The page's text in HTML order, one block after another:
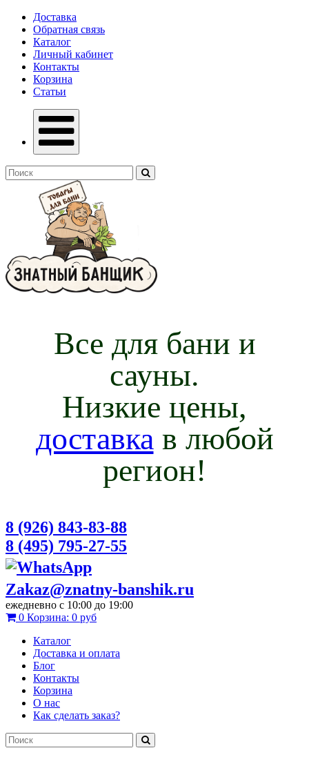
Доставка
Обратная связь
Каталог
Личный кабинет
Контакты
Корзина
Статьи
Все для бани и
сауны.
Низкие цены,
доставка в любой
регион!
8 (926) 843-83-88
8 (495) 795-27-55
Zakaz@znatny-banshik.ru
ежедневно с 10:00 до 19:00
0 Корзина: 0 руб
Каталог
Доставка и оплата
Блог
Контакты
Корзина
О нас
Как сделать заказ?